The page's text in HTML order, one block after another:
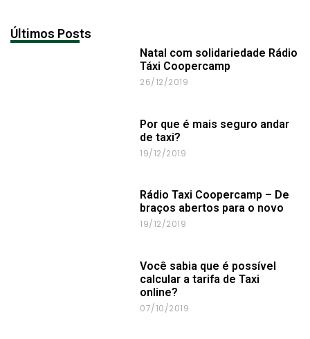
Últimos Posts
Natal com solidariedade Rádio
Táxi Coopercamp
26/12/2019
Por que é mais seguro andar
de taxi?
19/12/2019
Rádio Taxi Coopercamp – De
braços abertos para o novo
19/12/2019
Você sabia que é possível
calcular a tarifa de Taxi
online?
07/10/2019